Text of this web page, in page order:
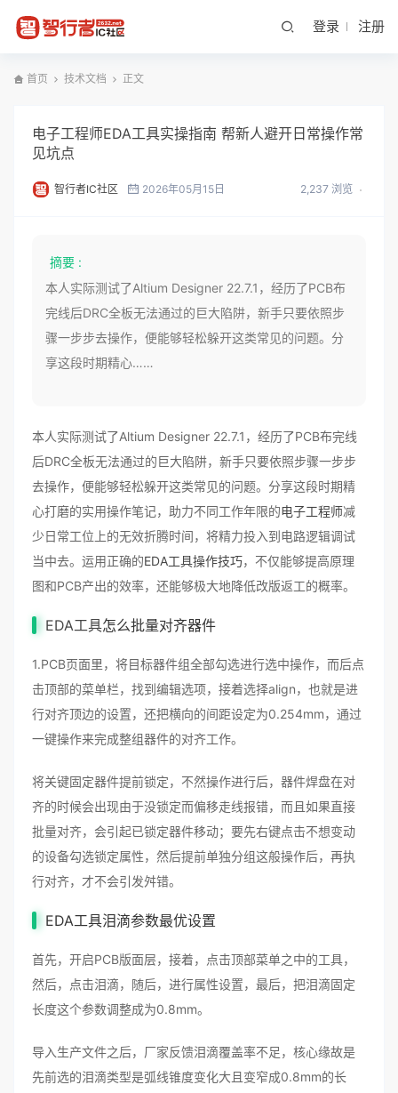
登录 注册
首页 技术文档 正文
电子工程师EDA工具实操指南 帮新人避开日常操作常
见坑点
智行者IC社区 2026年05月15日 2,237 浏览
摘要 :
本人实际测试了Altium Designer 22.7.1，经历了PCB布
完线后DRC全板无法通过的巨大陷阱，新手只要依照步
骤一步步去操作，便能够轻松躲开这类常见的问题。分
享这段时期精心……
本人实际测试了Altium Designer 22.7.1，经历了PCB布完线
后DRC全板无法通过的巨大陷阱，新手只要依照步骤一步步
去操作，便能够轻松躲开这类常见的问题。分享这段时期精
心打磨的实用操作笔记，助力不同工作年限的电子工程师减
少日常工位上的无效折腾时间，将精力投入到电路逻辑调试
当中去。运用正确的EDA工具操作技巧，不仅能够提高原理
图和PCB产出的效率，还能够极大地降低改版返工的概率。
EDA工具怎么批量对齐器件
1.PCB页面里，将目标器件组全部勾选进行选中操作，而后点
击顶部的菜单栏，找到编辑选项，接着选择align，也就是进
行对齐顶边的设置，还把横向的间距设定为0.254mm，通过
一键操作来完成整组器件的对齐工作。
将关键固定器件提前锁定，不然操作进行后，器件焊盘在对
齐的时候会出现由于没锁定而偏移走线报错，而且如果直接
批量对齐，会引起已锁定器件移动；要先右键点击不想变动
的设备勾选锁定属性，然后提前单独分组这般操作后，再执
行对齐，才不会引发舛错。
EDA工具泪滴参数最优设置
首先，开启PCB版面层，接着，点击顶部菜单之中的工具，
然后，点击泪滴，随后，进行属性设置，最后，把泪滴固定
长度这个参数调整成为0.8mm。
导入生产文件之后，厂家反馈泪滴覆盖率不足，核心缘故是
先前选的泪滴类型是弧线锥度变化大且变窄成0.8mm的长